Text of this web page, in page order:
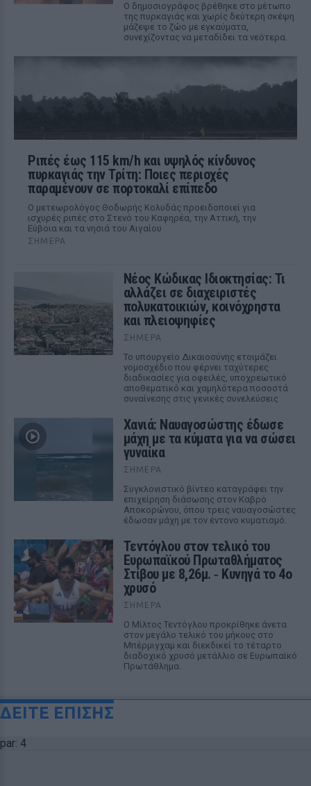
Ο δημοσιογράφος βρέθηκε στο μέτωπο
της πυρκαγιάς και χωρίς δεύτερη σκέψη
μάζεψε το ζώο με εγκαύματα,
συνεχίζοντας να μεταδίδει τα νεότερα.
Ριπές έως 115 km/h και υψηλός κίνδυνος
πυρκαγιάς την Τρίτη: Ποιες περιοχές
παραμένουν σε πορτοκαλί επίπεδο
Ο μετεωρολόγος Θοδωρής Κολυδάς προειδοποιεί για
ισχυρές ριπές στο Στενό του Καφηρέα, την Αττική, την
Εύβοια και τα νησιά του Αιγαίου
ΣΉΜΕΡΑ
Νέος Κώδικας Ιδιοκτησίας: Τι
αλλάζει σε διαχειριστές
πολυκατοικιών, κοινόχρηστα
και πλειοψηφίες
ΣΉΜΕΡΑ
Το υπουργείο Δικαιοσύνης ετοιμάζει
νομοσχέδιο που φέρνει ταχύτερες
διαδικασίες για οφειλές, υποχρεωτικό
αποθεματικό και χαμηλότερα ποσοστά
συναίνεσης στις γενικές συνελεύσεις
Χανιά: Ναυαγοσώστης έδωσε
μάχη με τα κύματα για να σώσει
γυναίκα
ΣΉΜΕΡΑ
Συγκλονιστικό βίντεο καταγράφει την
επιχείρηση διάσωσης στον Καβρό
Αποκορώνου, όπου τρεις ναυαγοσώστες
έδωσαν μάχη με τον έντονο κυματισμό.
Τεντόγλου στον τελικό του
Ευρωπαϊκού Πρωταθλήματος
Στίβου με 8,26μ. ‑ Κυνηγά το 4ο
χρυσό
ΣΉΜΕΡΑ
Ο Μίλτος Τεντόγλου προκρίθηκε άνετα
στον μεγάλο τελικό του μήκους στο
Μπέρμιγχαμ και διεκδικεί το τέταρτο
διαδοχικό χρυσό μετάλλιο σε Ευρωπαϊκό
Πρωτάθλημα.
ΔΕΙΤΕ ΕΠΙΣΗΣ
par: 4